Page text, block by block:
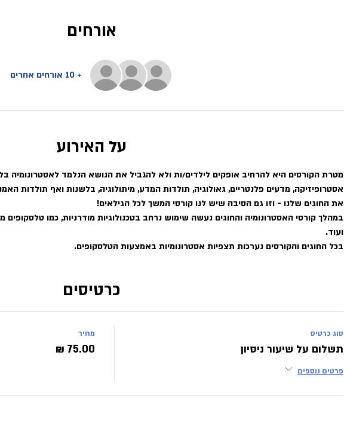
אורחים
+ 10 אורחים אחרים
על האירוע
מטרת הקורסים היא להרחיב אופקים לילדים/ות ולא להגביל את הנושא הנלמד לאסטרונומיה
אסטרופיזיקה, מדעים פלנטריים, גאולוגיה, תולדות המדע, מיתולוגיה, בלשנות ואף תולדות
את החוגים שלנו - וזו גם הסיבה שיש לנו קורסי המשך לכל הגילאים!
במהלך קורסי האסטרונומיה והחוגים נעשה שימוש נרחב בטכנולוגיות מודרניות, כמו טלסקופים
ועוד.
בכל החוגים והקורסים נערכות תצפיות אסטרונומיות באמצעות הטלסקופים.
כרטיסים
סוג כרטיס
תשלום על שיעור ניסיון
פרטים נוספים
מחיר